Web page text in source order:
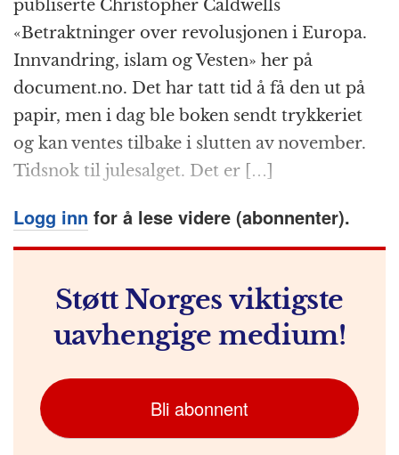
e
b
o
o
k
e
n
g
e
r
s
A
p
p
p
c
h
at
g
r
a
m
t
l
publiserte Christopher Caldwells
«Betraktninger over revolusjonen i Europa.
Innvandring, islam og Vesten» her på
document.no. Det har tatt tid å få den ut på
papir, men i dag ble boken sendt trykkeriet
og kan ventes tilbake i slutten av november.
Tidsnok til julesalget. Det er […]
Logg inn for å lese videre (abonnenter).
Støtt Norges viktigste
uavhengige medium!
Bli abonnent